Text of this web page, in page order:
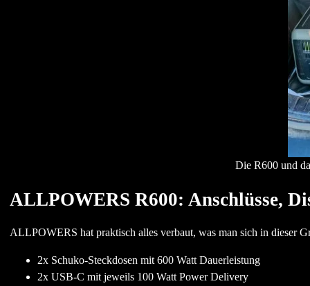
Die R600 und
ALLPOWERS R600: Anschlüsse,
ALLPOWERS hat praktisch alles verbaut, was man sich in dieser
2x Schuko-Steckdosen mit 600 Watt Dauerleistung
2x USB-C mit jeweils 100 Watt Power Delivery